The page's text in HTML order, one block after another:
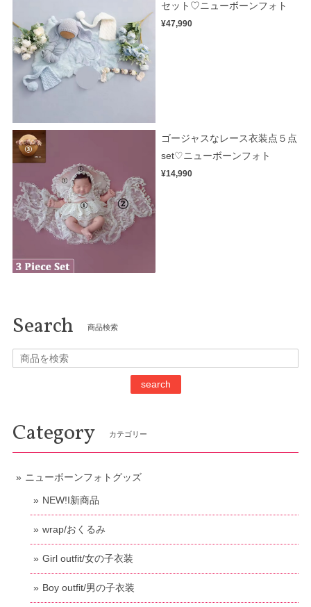
セット♡ニューボーンフォト
¥47,990
ゴージャスなレース衣装点５点
set♡ニューボーンフォト
¥14,990
Search 商品検索
search
Category カテゴリー
ニューボーンフォトグッズ
NEW!I新商品
wrap/おくるみ
Girl outfit/女の子衣装
Boy outfit/男の子衣装